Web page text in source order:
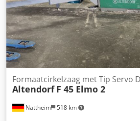
zaagbladhoek: digitale weergave
breedteaanslag: schaal Weergave
Zaagbladdiameter: 450 mm
Motorvermogen: 5,5 kW
opzetstuk met verstekverstelling met
schuiftafel Afzuigaansluiting: 80 en
lengte: 3400 mm Machine breedte:
1200 kg Locatie: direct uit voorraad
Bitburg - direct beschikbaar -
Nattheim 518 km
Formaatcirkelzaag met Tip Servo
Altendorf F 45 Elmo 2